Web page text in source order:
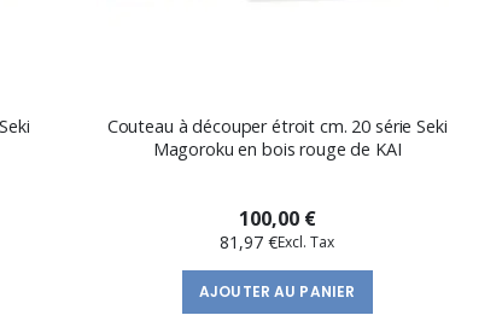
Couteau à découper étroit cm. 20 série Seki
Magoroku en bois rouge de KAI
100,00 €
81,97 €
AJOUTER AU PANIER